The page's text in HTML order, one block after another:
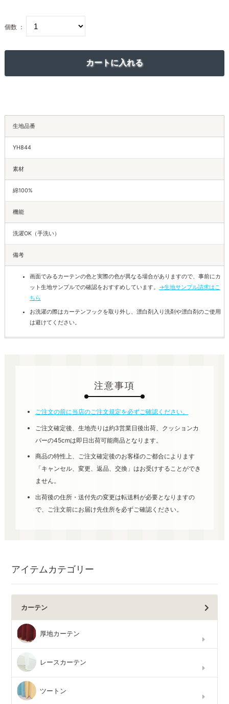
個数 ：
生地品番
YH844
素材
綿100%
機能
洗濯OK（手洗い）
備考
画面でみるカーテンの色と実際の色が異なる場合がありますので、事前にカ
ット生地サンプルでの確認をおすすめしています。 →生地サンプル請求はこ
ちら
お洗濯の際はカーテンフックを取り外し、漂白剤入り洗剤や漂白剤のご使用
は避けてください。
注意事項
ご注文の前に当店のご注文規定を必ずご確認ください。
ご注文確定後、生地売りは約3営業日後出荷、クッションカ
バーの45cmは即日出荷可能商品となります。
商品の特性上、ご注文確定後のお客様のご都合によります
「キャンセル、変更、返品、交換」はお受けすることができ
ません。
出荷後の住所・送付先の変更は転送料が必要となりますの
で、ご注文前にお届け先住所を必ずご確認ください。
アイテムカテゴリー
カーテン
厚地カーテン
レースカーテン
ツートン